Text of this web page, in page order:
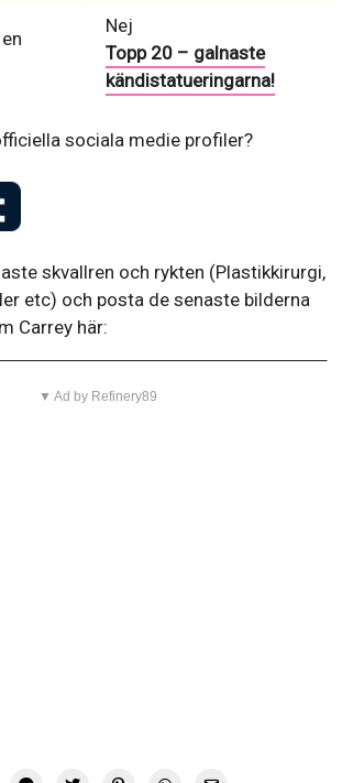
Nej
Topp 20 – galnaste
kändistatueringarna!
sociala medie profiler?
skvallren och rykten (Plastikkirurgi,
etc) och posta de senaste bilderna
Carrey här:
▼ Ad by Refinery89